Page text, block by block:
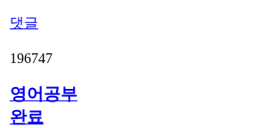
댓글
196747
영어공부
완료